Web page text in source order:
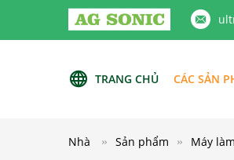
TRANG CHỦ CÁC SẢN
Nhà Sản phẩm Máy